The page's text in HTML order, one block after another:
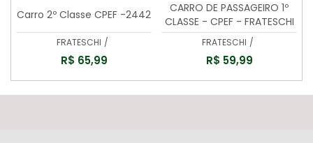
Carro 2º Classe CPEF -2442
FRATESCHI /
R$ 65,99
CARRO DE PASSAGEIRO 1º
CLASSE - CPEF - FRATESCHI
- 2496
FRATESCHI /
R$ 59,99